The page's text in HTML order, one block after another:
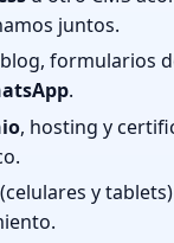
juntos.
formularios
.
, hosting y
(celulares y